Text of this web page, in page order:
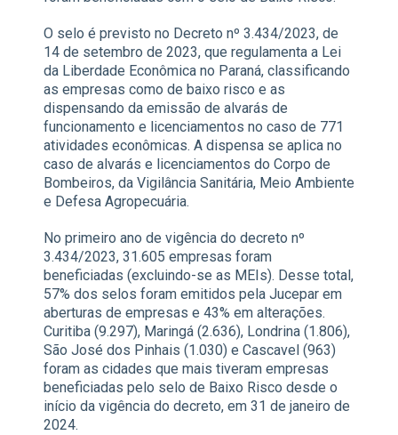
O selo é previsto no Decreto nº 3.434/2023, de
14 de setembro de 2023, que regulamenta a Lei
da Liberdade Econômica no Paraná, classificando
as empresas como de baixo risco e as
dispensando da emissão de alvarás de
funcionamento e licenciamentos no caso de 771
atividades econômicas. A dispensa se aplica no
caso de alvarás e licenciamentos do Corpo de
Bombeiros, da Vigilância Sanitária, Meio Ambiente
e Defesa Agropecuária.
No primeiro ano de vigência do decreto nº
3.434/2023, 31.605 empresas foram
beneficiadas (excluindo-se as MEIs). Desse total,
57% dos selos foram emitidos pela Jucepar em
aberturas de empresas e 43% em alterações.
Curitiba (9.297), Maringá (2.636), Londrina (1.806),
São José dos Pinhais (1.030) e Cascavel (963)
foram as cidades que mais tiveram empresas
beneficiadas pelo selo de Baixo Risco desde o
início da vigência do decreto, em 31 de janeiro de
2024.